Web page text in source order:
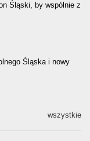
Śląski, by wspólnie z
Śląska i nowy
wszystkie